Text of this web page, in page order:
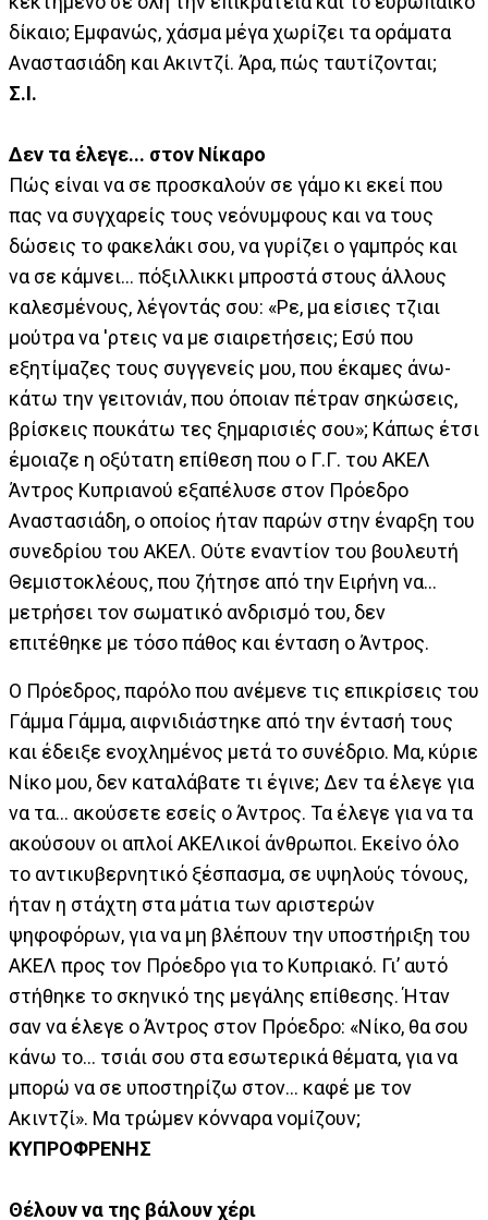
δίκαιο; Εμφανώς, χάσμα μέγα χωρίζει τα οράματα
Αναστασιάδη και Ακιντζί. Άρα, πώς ταυτίζονται;
Σ.Ι.
Δεν τα έλεγε... στον Νίκαρο
Πώς είναι να σε προσκαλούν σε γάμο κι εκεί που
πας να συγχαρείς τους νεόνυμφους και να τους
δώσεις το φακελάκι σου, να γυρίζει ο γαμπρός και
να σε κάμνει... πόξιλλικκι μπροστά στους άλλους
καλεσμένους, λέγοντάς σου: «Ρε, μα είσιες τζιαι
μούτρα να 'ρτεις να με σιαιρετήσεις; Εσύ που
εξητίμαζες τους συγγενείς μου, που έκαμες άνω-
κάτω την γειτονιάν, που όποιαν πέτραν σηκώσεις,
βρίσκεις πουκάτω τες ξημαρισιές σου»; Κάπως έτσι
έμοιαζε η οξύτατη επίθεση που ο Γ.Γ. του ΑΚΕΛ
Άντρος Κυπριανού εξαπέλυσε στον Πρόεδρο
Αναστασιάδη, ο οποίος ήταν παρών στην έναρξη του
συνεδρίου του ΑΚΕΛ. Ούτε εναντίον του βουλευτή
Θεμιστοκλέους, που ζήτησε από την Ειρήνη να...
μετρήσει τον σωματικό ανδρισμό του, δεν
επιτέθηκε με τόσο πάθος και ένταση ο Άντρος.
Ο Πρόεδρος, παρόλο που ανέμενε τις επικρίσεις του
Γάμμα Γάμμα, αιφνιδιάστηκε από την έντασή τους
και έδειξε ενοχλημένος μετά το συνέδριο. Μα, κύριε
Νίκο μου, δεν καταλάβατε τι έγινε; Δεν τα έλεγε για
να τα... ακούσετε εσείς ο Άντρος. Τα έλεγε για να τα
ακούσουν οι απλοί ΑΚΕΛικοί άνθρωποι. Εκείνο όλο
το αντικυβερνητικό ξέσπασμα, σε υψηλούς τόνους,
ήταν η στάχτη στα μάτια των αριστερών
ψηφοφόρων, για να μη βλέπουν την υποστήριξη του
ΑΚΕΛ προς τον Πρόεδρο για το Κυπριακό. Γι’ αυτό
στήθηκε το σκηνικό της μεγάλης επίθεσης. Ήταν
σαν να έλεγε ο Άντρος στον Πρόεδρο: «Νίκο, θα σου
κάνω το... τσιάι σου στα εσωτερικά θέματα, για να
μπορώ να σε υποστηρίζω στον... καφέ με τον
Ακιντζί». Μα τρώμεν κόνναρα νομίζουν;
ΚΥΠΡΟΦΡΕΝΗΣ
Θέλουν να της βάλουν χέρι